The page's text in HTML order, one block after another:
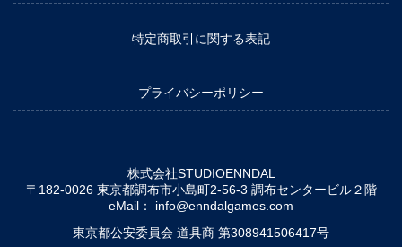
特定商取引に関する表記
プライバシーポリシー
株式会社STUDIOENNDAL
〒182-0026 東京都調布市小島町2-56-3 調布センタービル２階
eMail： info@enndalgames.com
東京都公安委員会 道具商 第308941506417号